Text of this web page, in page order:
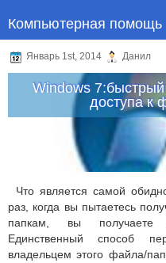
Компьютерная помощь
Январь 1st, 2014 Данил
Windows
доступа к
Что является самой
раз, когда вы пытаетесь
папкам, вы получаете
Единственный способ
владельцем этого файла/